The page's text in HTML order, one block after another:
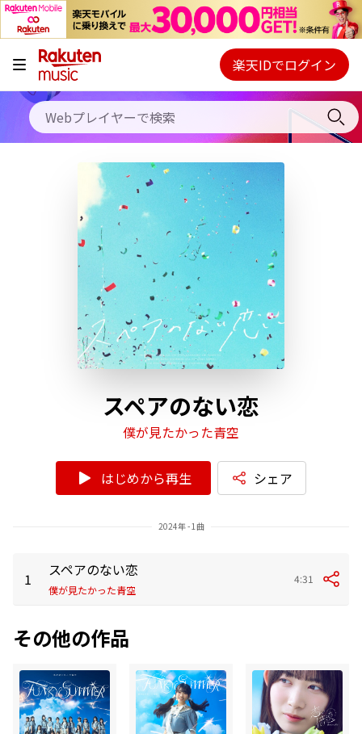
キャンペーン
料金プラン
使い方
初回30日間無料お試し
Webプレイヤー
ご契約内容の確認・変更
楽天IDでログイン
スペアのない恋
僕が見たかった青空
はじめから再生 シェア
2024年 - 1曲
1 スペアのない恋
僕が見たかった青空
4:31
その他の作品